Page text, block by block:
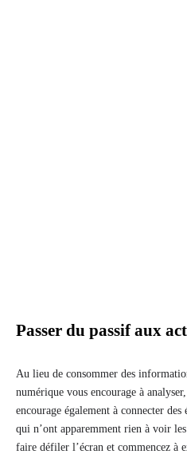
Passer du passif aux
Au lieu de consommer des
numérique vous encourage à
encourage également à connecter des
qui n’ont apparemment rien à voir
faire défiler l’écran et commencez à